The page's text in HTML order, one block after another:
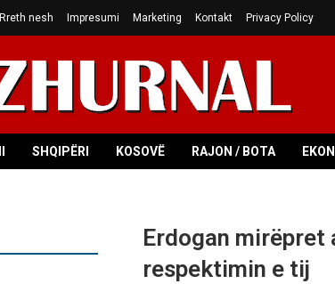
Rreth nesh Impresumi Marketing Kontakt Privacy Policy
SHQIPËRI KOSOVË RAJON / BOTA
Erdogan mirëpret
respektimin e tij